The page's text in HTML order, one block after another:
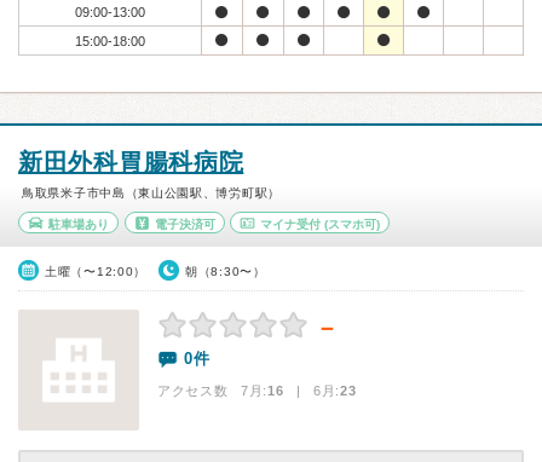
09:00-13:00
15:00-18:00
新田外科胃腸科病院
鳥取県米子市中島（東山公園駅、博労町駅）
駐車場あり 電子決済可 マイナ受付 (スマホ可)
土曜（〜12:00） 朝（8:30〜）
－
0件
アクセス数 7月:16 | 6月:23